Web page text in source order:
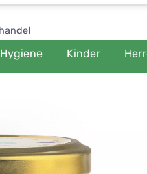
Kinder